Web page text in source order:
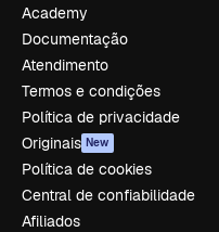
Academy
Documentação
Atendimento
Termos e condições
Política de privacidade
Originais New
Política de cookies
Central de confiabilidade
Afiliados